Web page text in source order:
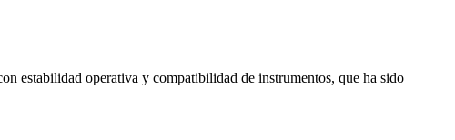
estabilidad operativa y compatibilidad de instrumentos, que ha sido